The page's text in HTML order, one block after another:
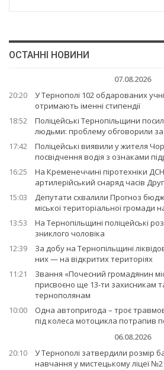
ОСТАННІ НОВИНИ
07.08.2026
20:20
У Тернополі 102 обдарованих
отримають іменні стипендії
18:52
Поліцейські Тернопільщини
людьми: проблему обговорили
17:42
Поліцейські виявили у жителя
посвідчення водія з ознаками
16:25
На Кременеччині піротехніки
артилерійський снаряд часів
15:03
Депутати схвалили Прогноз
міської територіальної громади
13:53
На Тернопільщині поліцейські
зниклого чоловіка
12:39
За добу на Тернопільщині
них — на відкритих територіях
11:21
Звання «Почесний громадянин
присвоєно ще 13-ти захисникам
тернополянам
10:00
Одна автопригода – троє
під колеса мотоцикла потрапив
06.08.2026
20:10
У Тернополі затвердили розмір
навчання у мистецькому ліцеї